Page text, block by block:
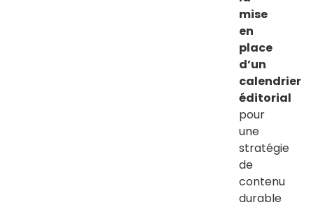
mise
en
place
d’un
calendrier
éditorial
pour
une
stratégie
de
contenu
durable